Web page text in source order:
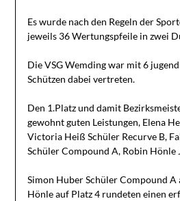
Es wurde nach den Regeln der
jeweils 36 Wertungspfeile in zwei
Die VSG Wemding war mit 6
Schützen dabei vertreten.
Den 1.Platz und damit
gewohnt guten Leistungen, Elena
Victoria Heiß Schüler Recurve B,
Schüler Compound A, Robin Hönle
Simon Huber Schüler Compound A
Hönle auf Platz 4 rundeten einen